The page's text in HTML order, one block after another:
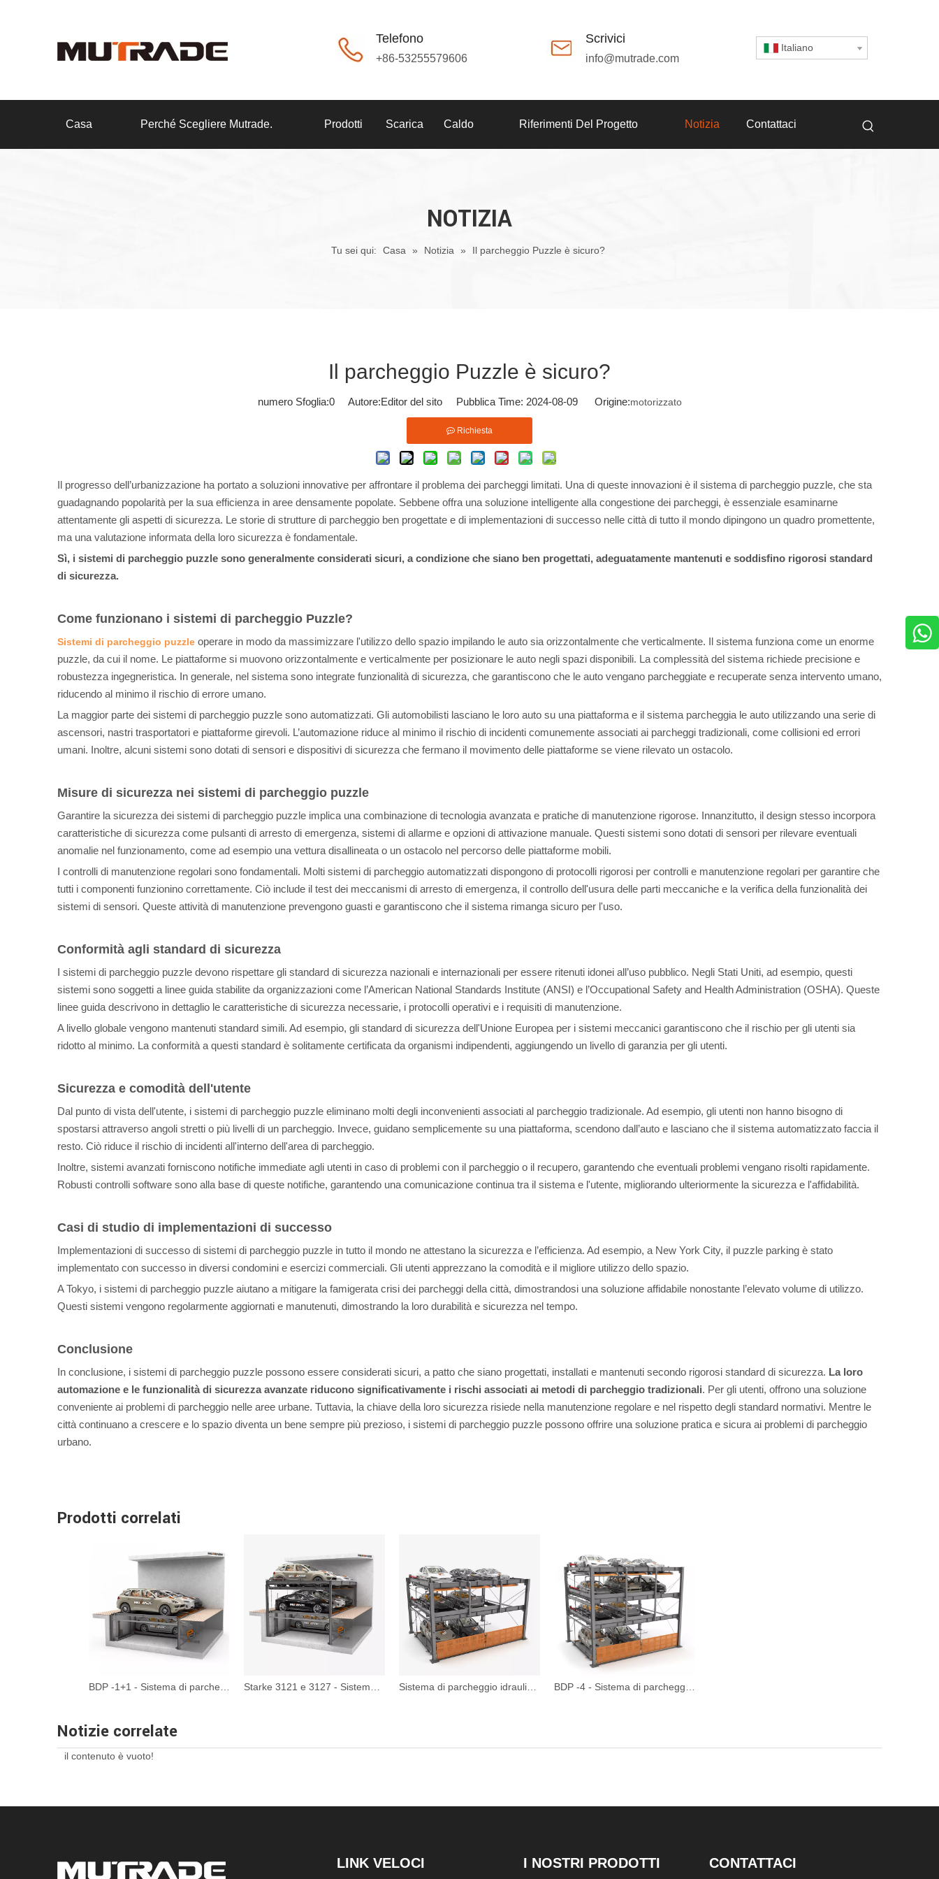
Telefono
+86-53255579606
Scrivici
info@mutrade.com
Italiano
Casa Perché Scegliere Mutrade. Prodotti Scarica Caldo Riferimenti Del Progetto Notizia Contattaci
NOTIZIA
Tu sei qui: Casa » Notizia » Il parcheggio Puzzle è sicuro?
Il parcheggio Puzzle è sicuro?
numero Sfoglia:0Autore:Editor del sito Pubblica Time: 2024-08-09 Origine:motorizzato
Richiesta
Il progresso dell’urbanizzazione ha portato a soluzioni innovative per affrontare il problema dei parcheggi limitati. Una di queste innovazioni è il sistema di parcheggio puzzle, che sta
guadagnando popolarità per la sua efficienza in aree densamente popolate. Sebbene offra una soluzione intelligente alla congestione dei parcheggi, è essenziale esaminarne
attentamente gli aspetti di sicurezza. Le storie di strutture di parcheggio ben progettate e di implementazioni di successo nelle città di tutto il mondo dipingono un quadro promettente,
ma una valutazione informata della loro sicurezza è fondamentale.
Sì, i sistemi di parcheggio puzzle sono generalmente considerati sicuri, a condizione che siano ben progettati, adeguatamente mantenuti e soddisfino rigorosi standard
di sicurezza.
Come funzionano i sistemi di parcheggio Puzzle?
Sistemi di parcheggio puzzle operare in modo da massimizzare l'utilizzo dello spazio impilando le auto sia orizzontalmente che verticalmente. Il sistema funziona come un enorme
puzzle, da cui il nome. Le piattaforme si muovono orizzontalmente e verticalmente per posizionare le auto negli spazi disponibili. La complessità del sistema richiede precisione e
robustezza ingegneristica. In generale, nel sistema sono integrate funzionalità di sicurezza, che garantiscono che le auto vengano parcheggiate e recuperate senza intervento umano,
riducendo al minimo il rischio di errore umano.
La maggior parte dei sistemi di parcheggio puzzle sono automatizzati. Gli automobilisti lasciano le loro auto su una piattaforma e il sistema parcheggia le auto utilizzando una serie di
ascensori, nastri trasportatori e piattaforme girevoli. L’automazione riduce al minimo il rischio di incidenti comunemente associati ai parcheggi tradizionali, come collisioni ed errori
umani. Inoltre, alcuni sistemi sono dotati di sensori e dispositivi di sicurezza che fermano il movimento delle piattaforme se viene rilevato un ostacolo.
Misure di sicurezza nei sistemi di parcheggio puzzle
Garantire la sicurezza dei sistemi di parcheggio puzzle implica una combinazione di tecnologia avanzata e pratiche di manutenzione rigorose. Innanzitutto, il design stesso incorpora
caratteristiche di sicurezza come pulsanti di arresto di emergenza, sistemi di allarme e opzioni di attivazione manuale. Questi sistemi sono dotati di sensori per rilevare eventuali
anomalie nel funzionamento, come ad esempio una vettura disallineata o un ostacolo nel percorso delle piattaforme mobili.
I controlli di manutenzione regolari sono fondamentali. Molti sistemi di parcheggio automatizzati dispongono di protocolli rigorosi per controlli e manutenzione regolari per garantire che
tutti i componenti funzionino correttamente. Ciò include il test dei meccanismi di arresto di emergenza, il controllo dell'usura delle parti meccaniche e la verifica della funzionalità dei
sistemi di sensori. Queste attività di manutenzione prevengono guasti e garantiscono che il sistema rimanga sicuro per l'uso.
Conformità agli standard di sicurezza
I sistemi di parcheggio puzzle devono rispettare gli standard di sicurezza nazionali e internazionali per essere ritenuti idonei all’uso pubblico. Negli Stati Uniti, ad esempio, questi
sistemi sono soggetti a linee guida stabilite da organizzazioni come l’American National Standards Institute (ANSI) e l’Occupational Safety and Health Administration (OSHA). Queste
linee guida descrivono in dettaglio le caratteristiche di sicurezza necessarie, i protocolli operativi e i requisiti di manutenzione.
A livello globale vengono mantenuti standard simili. Ad esempio, gli standard di sicurezza dell'Unione Europea per i sistemi meccanici garantiscono che il rischio per gli utenti sia
ridotto al minimo. La conformità a questi standard è solitamente certificata da organismi indipendenti, aggiungendo un livello di garanzia per gli utenti.
Sicurezza e comodità dell'utente
Dal punto di vista dell'utente, i sistemi di parcheggio puzzle eliminano molti degli inconvenienti associati al parcheggio tradizionale. Ad esempio, gli utenti non hanno bisogno di
spostarsi attraverso angoli stretti o più livelli di un parcheggio. Invece, guidano semplicemente su una piattaforma, scendono dall’auto e lasciano che il sistema automatizzato faccia il
resto. Ciò riduce il rischio di incidenti all'interno dell'area di parcheggio.
Inoltre, sistemi avanzati forniscono notifiche immediate agli utenti in caso di problemi con il parcheggio o il recupero, garantendo che eventuali problemi vengano risolti rapidamente.
Robusti controlli software sono alla base di queste notifiche, garantendo una comunicazione continua tra il sistema e l'utente, migliorando ulteriormente la sicurezza e l'affidabilità.
Casi di studio di implementazioni di successo
Implementazioni di successo di sistemi di parcheggio puzzle in tutto il mondo ne attestano la sicurezza e l’efficienza. Ad esempio, a New York City, il puzzle parking è stato
implementato con successo in diversi condomini e esercizi commerciali. Gli utenti apprezzano la comodità e il migliore utilizzo dello spazio.
A Tokyo, i sistemi di parcheggio puzzle aiutano a mitigare la famigerata crisi dei parcheggi della città, dimostrandosi una soluzione affidabile nonostante l’elevato volume di utilizzo.
Questi sistemi vengono regolarmente aggiornati e manutenuti, dimostrando la loro durabilità e sicurezza nel tempo.
Conclusione
In conclusione, i sistemi di parcheggio puzzle possono essere considerati sicuri, a patto che siano progettati, installati e mantenuti secondo rigorosi standard di sicurezza. La loro
automazione e le funzionalità di sicurezza avanzate riducono significativamente i rischi associati ai metodi di parcheggio tradizionali. Per gli utenti, offrono una soluzione
conveniente ai problemi di parcheggio nelle aree urbane. Tuttavia, la chiave della loro sicurezza risiede nella manutenzione regolare e nel rispetto degli standard normativi. Mentre le
città continuano a crescere e lo spazio diventa un bene sempre più prezioso, i sistemi di parcheggio puzzle possono offrire una soluzione pratica e sicura ai problemi di parcheggio
urbano.
Prodotti correlati
Notizie correlate
il contenuto è vuoto!
LINK VELOCI I NOSTRI PRODOTTI CONTATTACI